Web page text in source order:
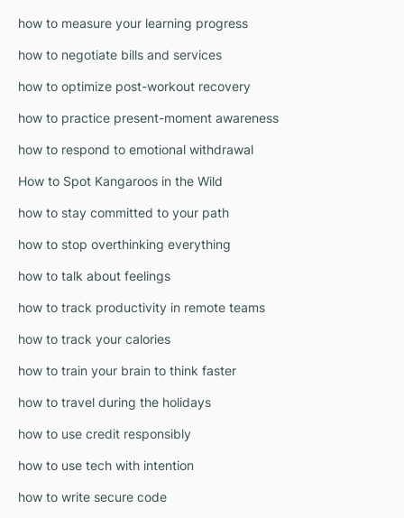
how to measure your learning progress
how to negotiate bills and services
how to optimize post-workout recovery
how to practice present-moment awareness
how to respond to emotional withdrawal
How to Spot Kangaroos in the Wild
how to stay committed to your path
how to stop overthinking everything
how to talk about feelings
how to track productivity in remote teams
how to track your calories
how to train your brain to think faster
how to travel during the holidays
how to use credit responsibly
how to use tech with intention
how to write secure code